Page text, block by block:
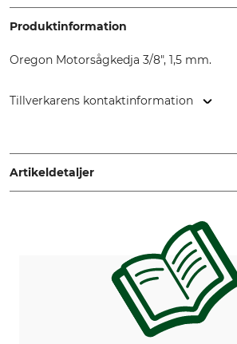
Produktinformation
Oregon Motorsågkedja 3/8", 1,5 mm.
Tillverkarens kontaktinformation
Germany, www.oregonproducts.com
Artikeldetaljer
43/45 cm
Drivlänkstjocklek/spårbredd